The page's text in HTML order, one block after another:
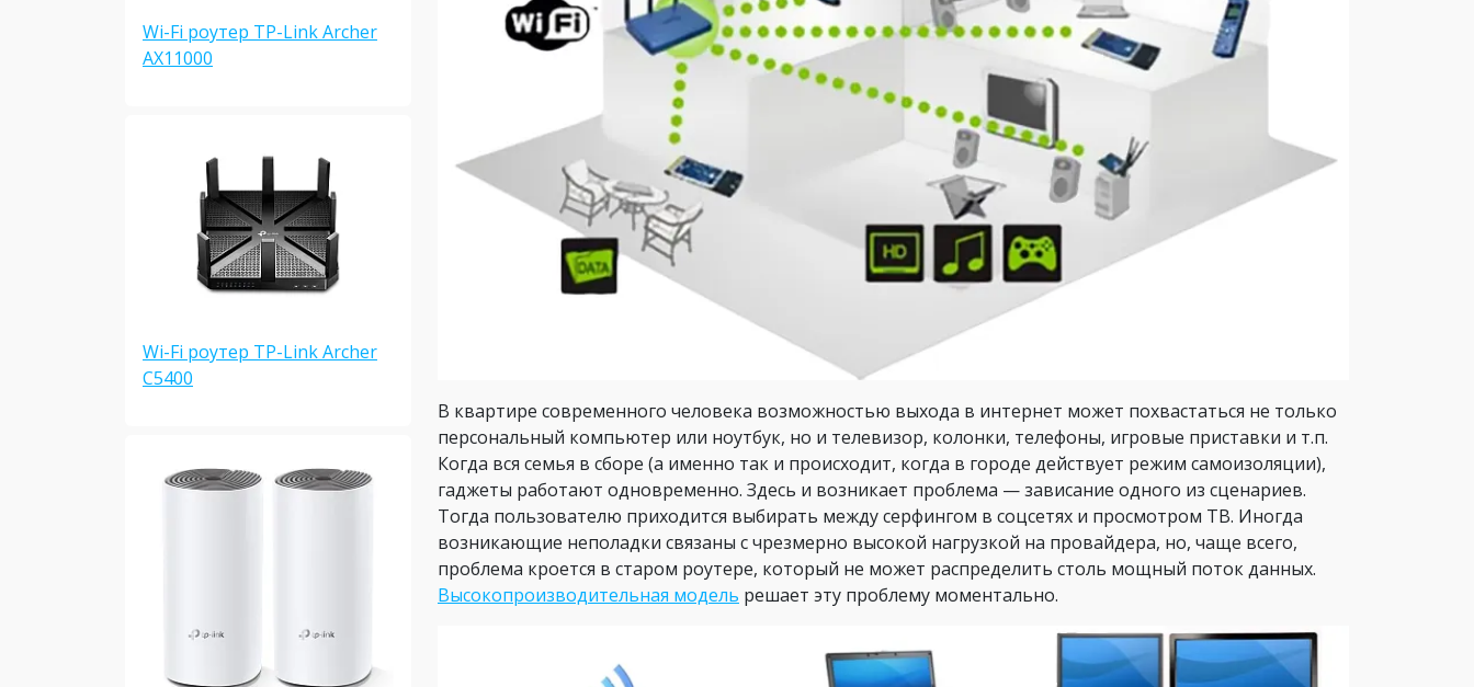
Wi-Fi роутер TP-Link Archer
AX11000
Wi-Fi роутер TP-Link Archer
C5400
В квартире современного человека возможностью выхода в интернет может похвастаться не только
персональный компьютер или ноутбук, но и телевизор, колонки, телефоны, игровые приставки и т.п.
Когда вся семья в сборе (а именно так и происходит, когда в городе действует режим самоизоляции),
гаджеты работают одновременно. Здесь и возникает проблема — зависание одного из сценариев.
Тогда пользователю приходится выбирать между серфингом в соцсетях и просмотром ТВ. Иногда
возникающие неполадки связаны с чрезмерно высокой нагрузкой на провайдера, но, чаще всего,
проблема кроется в старом роутере, который не может распределить столь мощный поток данных.
Высокопроизводительная модель решает эту проблему моментально.